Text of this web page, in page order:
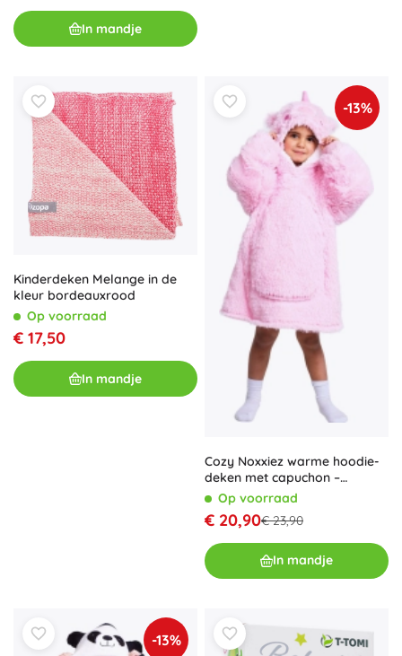
In mandje
Kinderdeken Melange in de
kleur bordeauxrood
Op voorraad
€ 17,50
In mandje
-13%
Cozy Noxxiez warme hoodie-
deken met capuchon –
eenhoorn – voor kinderen 3–6
jaar
Op voorraad
€ 20,90€ 23,90
In mandje
-13%